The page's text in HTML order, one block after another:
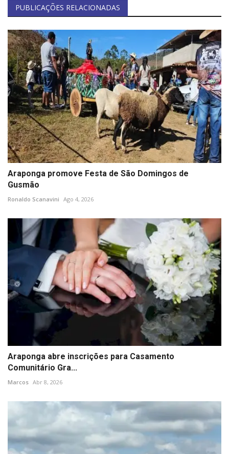
PUBLICAÇÕES RELACIONADAS
Araponga promove Festa de São Domingos de
Gusmão
Ronaldo Scanavini Ago 4, 2026
Araponga abre inscrições para Casamento
Comunitário Gra...
Marcos Abr 8, 2026